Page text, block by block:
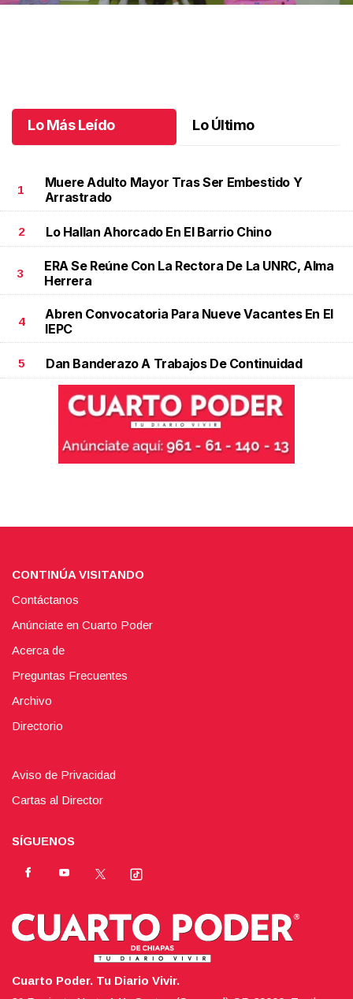
Lo Más Leído Lo Último
1
Muere Adulto Mayor Tras Ser Embestido Y
Arrastrado
2 Lo Hallan Ahorcado En El Barrio Chino
3
ERA Se Reúne Con La Rectora De La UNRC, Alma
Herrera
4
Abren Convocatoria Para Nueve Vacantes En El
IEPC
5 Dan Banderazo A Trabajos De Continuidad
CONTINÚA VISITANDO
Contáctanos
Anúnciate en Cuarto Poder
Acerca de
Preguntas Frecuentes
Archivo
Directorio
Aviso de Privacidad
Cartas al Director
SÍGUENOS
Cuarto Poder. Tu Diario Vivir.